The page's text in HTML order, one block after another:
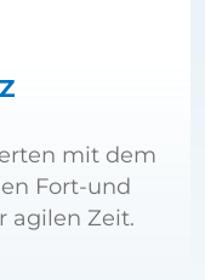
mit dem
Fort-und
agilen Zeit.